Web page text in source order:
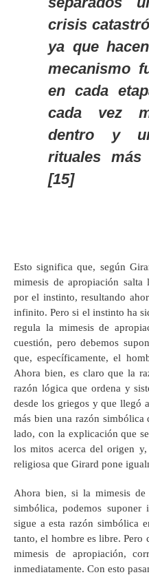
crisis
ya que
mecanismo
en cada
cada vez
dentro y
rituales más
[15]
Esto significa que, según
mimesis de apropiación salta
por el instinto, resultando
infinito. Pero si el instinto ha
regula la mimesis de
cuestión, pero debemos
que, específicamente, el
Ahora bien, es claro que la
razón lógica que ordena y
desde los griegos y que llegó
más bien una razón simbólica
lado, con la explicación que
los mitos acerca del origen
religiosa que Girard pone
Ahora bien, si la mimesis de
simbólica, podemos suponer
sigue a esta razón simbólica
tanto, el hombre es libre. Pero
mimesis de apropiación,
inmediatamente. Con esto